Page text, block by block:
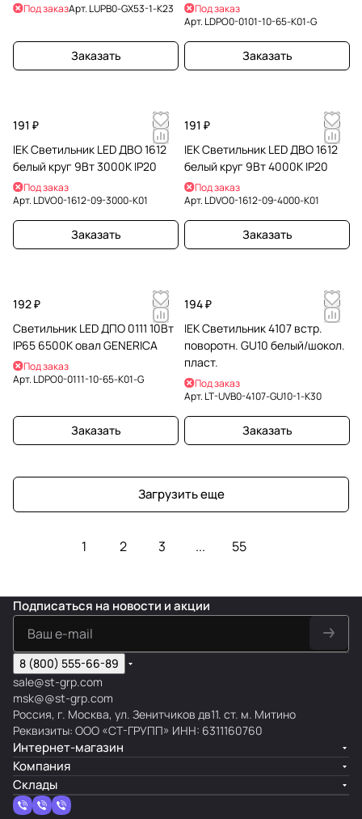
Под заказАрт. LUPB0-GX53-1-K23
Заказать
Под заказ
Арт. LDPO0-0101-10-65-K01-G
Заказать
191 ₽
IEK Светильник LED ДВО 1612
белый круг 9Вт 3000К IP20
Под заказ
Арт. LDVO0-1612-09-3000-K01
Заказать
191 ₽
IEK Светильник LED ДВО 1612
белый круг 9Вт 4000К IP20
Под заказ
Арт. LDVO0-1612-09-4000-K01
Заказать
192 ₽
Светильник LED ДПО 0111 10Вт
IP65 6500К овал GENERICA
Под заказ
Арт. LDPO0-0111-10-65-K01-G
Заказать
194 ₽
IEK Светильник 4107 встр.
поворотн. GU10 белый/шокол.
пласт.
Под заказ
Арт. LT-UVB0-4107-GU10-1-K30
Заказать
Загрузить еще
1 2 3 ... 55
Подписаться на новости и акции
8 (800) 555-66-89
sale@st-grp.com
msk@@st-grp.com
Россия, г. Москва, ул. Зенитчиков дв11. ст. м. Митино
Реквизиты: ООО «СТ-ГРУПП» ИНН: 6311160760
Интернет-магазин
Компания
Склады